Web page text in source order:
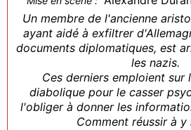
Un membre de l'ancienne
ayant aidé à exfiltrer
documents diplomatiques, est
les nazis.
Ces derniers emploient sur
diabolique pour le casser
l'obliger à donner les
Comment réussir à y